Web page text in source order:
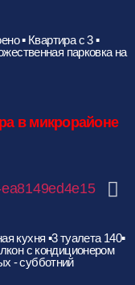
▪︎ Квартира с
парковка на
в микрорайоне
кухня ▪︎3 туалета
с кондиционером
- субботний.